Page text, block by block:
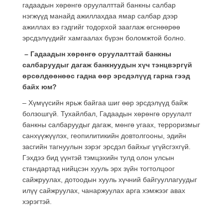
гадаадын хөрөнгө оруулалттай банкны салбар
нэгжүүд манайд ажиллахдаа ямар салбар дээр
ажиллах вэ гэдгийг тодорхой зааглаж өгснөөрөө
эрсдэлүүдийг хамгаалах бүрэн боломжтой болно.
– Гадаадын хөрөнгө оруулалттай банкны
салбаруудыг дагаж банкнуудын хүч тэнцвэргүй
өрсөлдөөнөөс гадна өөр эрсдэлүүд гарна гээд
байх юм?
– Хүмүүсийн ярьж байгаа шиг өөр эрсдэлүүд байж
болзошгүй. Тухайлбал, Гадаадын хөрөнгө оруулалт
банкны салбаруудыг дагаж, мөнгө угаах, терроризмыг
санхүүжүүлэх, геопилитикийн довтолгооны, эдийн
засгийн тагнуулын зэрэг эрсдэл байхыг үгүйсгэхгүй
Гэхдээ бид үүнтэй тэмцэхийн тулд олон улсын
стандартад нийцсэн хууль эрх зүйн тогтолцоог
сайжруулах, дотоодын хууль хүчний байгууллагуудыг
илүү сайжруулах, чанаржуулах арга хэмжээг авах
хэрэгтэй.